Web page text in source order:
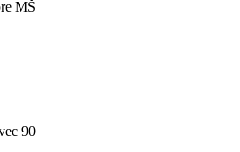
MŠ
90